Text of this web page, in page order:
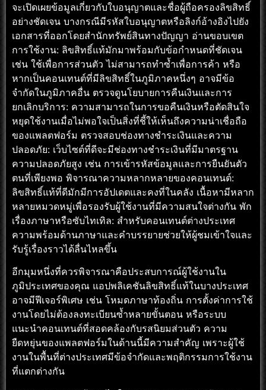
จะเปิดเผยข้อมูลเกี่ยวกับใบอนุญาตและชื่อผู้ถือครองลิขสิทธิ์
อย่างชัดเจน บางกรณีมีรหัสใบอนุญาตหรือลิงก์อ้างอิงไปยัง
เอกสารที่ออกโดยสำนักทรัพย์สินทางปัญญา อ่านขอบเขต
การใช้งาน: ลิขสิทธิ์แท้มักมาพร้อมกับข้อกำหนดที่ชัดเจน
เช่น ใช้เพื่อการส่วนตัว ไม่สามารถทำซ้ำเพื่อการค้า หรือ
หากเป็นคอนเทนต์ที่มีลิขสิทธิ์ในภูมิภาคหนึ่งๆ อาจมีข้อ
จำกัดในภูมิภาคอื่น ตรวจดูนโยบายการคืนเงินและการ
ยกเลิกบริการ: ความสามารถในการขอคืนเงินหรือตัดสินใจ
หยุดใช้งานเมื่อไม่พอใจเป็นสิ่งที่ชี้ให้เห็นถึงความน่าเชื่อถือ
ของแพลตฟอร์ม ตรวจสอบช่องทางชำระเงินและความ
ปลอดภัย: เว็บไซต์ที่ดีจะมีช่องทางชำระเงินที่มีมาตรฐาน
ความปลอดภัยสูง เช่น การเข้ารหัสข้อมูลและการยืนยันตัว
ตนที่เพียงพอ พิจารณาความหลากหลายของคอนเทนต์:
ลิขสิทธิ์แท้ที่ดีมักมีการอัปเดตและคงที่ในคลัง เนื้อหามีหลาก
หลายหมวดหมู่เพื่อรองรับผู้ใช้งานที่มีความสนใจต่างกัน พัก
เรื่องภาษาหรือซับไทเทิล: สำหรับคอนเทนต์ต่างประเทศ
ความพร้อมด้านภาษาและคำบรรยายช่วยให้ผู้ชมเข้าใจและ
รับรู้เรื่องราวได้ลื่นไหลขึ้น
อีกมุมหนึ่งที่ควรพิจารณาคือประสบการณ์ผู้ใช้งานใน
ภูมิประเทศของคุณ แอปพลิเคชันลิขสิทธิ์แท้ในบางประเทศ
อาจมีฟีเจอร์พิเศษ เช่น โหมดภาษาท้องถิ่น การตั้งค่าการใช้
งานโดยไม่ต้องลงทะเบียนซ้ำหลายขั้นตอน หรือระบบ
แนะนำคอนเทนต์ที่สอดคล้องกับรสนิยมส่วนตัว ความ
ยืดหยุ่นของแพลตฟอร์มในด้านนี้มีความสำคัญ เพราะผู้ใช้
งานในพื้นที่ต่างประเทศมีข้อจำกัดและพฤติกรรมการใช้งาน
ที่แตกต่างกัน